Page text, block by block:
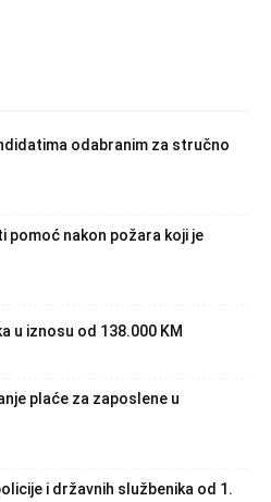
odabranim za stručno
nakon požara koji je
u iznosu od 138.000 KM
plaće za zaposlene u
i državnih službenika od 1.